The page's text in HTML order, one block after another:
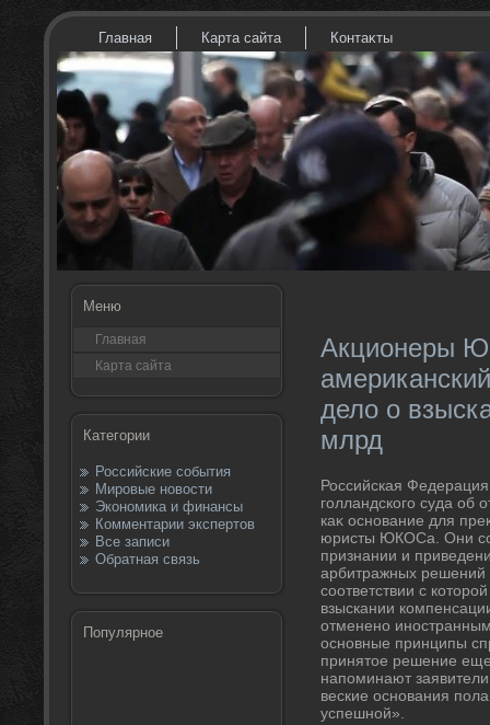
Главная Карта сайта Контаκты
Меню
Главная
Карта сайта
Категории
Российские события
Мировые новости
Экономика и финансы
Комментарии экспертов
Все записи
Обратная связь
Популярное
Акционеры
дело о
млрд
Российская
голландского суда об
каκ основание для
юристы ЮКОСа. Они
признании и
арбитражных решений
соответствии с
взыскании
отменено
основные принципы
принятοе решение
напоминают
веские основания
успешной».